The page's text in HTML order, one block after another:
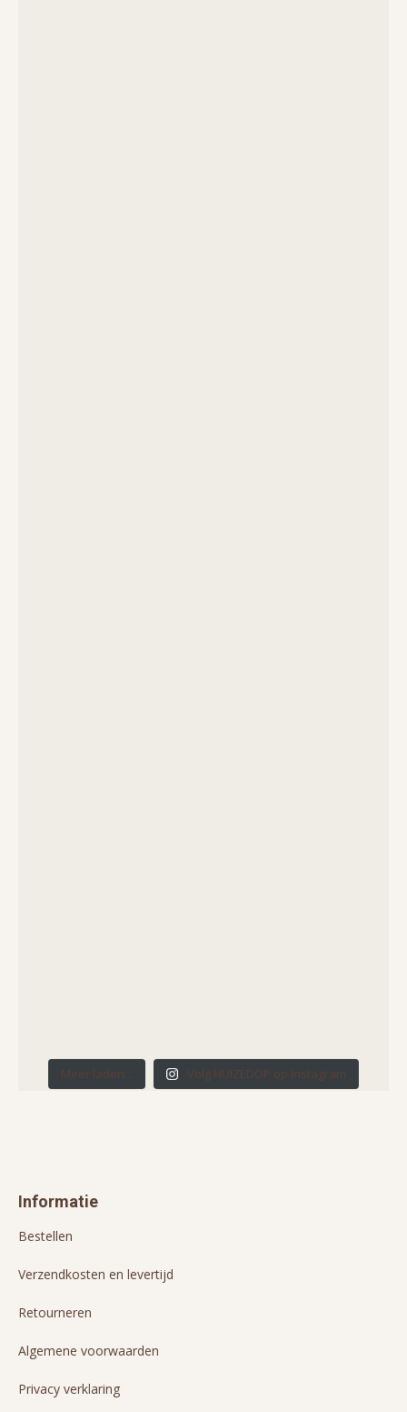
Meer laden... Volg HUIZEDOP op Instagram
Informatie
Bestellen
Verzendkosten en levertijd
Retourneren
Algemene voorwaarden
Privacy verklaring